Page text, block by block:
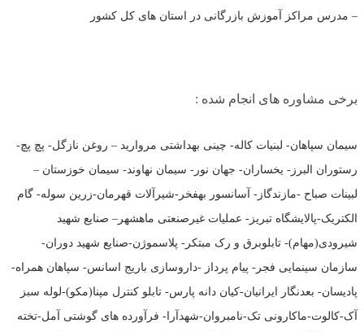
– مدرس مراکز آموزش بازرگانی در استان های کل کشور
برخی مشاوره های انجام شده :
سیمان سپاهان- لبنیات کاله- چینی بهداشتی مروارید – روغن نازگل- پچ پچ-
رستوران البرز- یخساران- جهان نور- سیمان نهاوند- سیمان خوزستان –
لبینات صباح -مازندگاز- آسانسور بهفخر-شیرآلات قهرمان-زرین سوله- گام
الکتریک-پالایشگاه تبریز- عملیات غیرصنعتی ماهشهر– صنایع شهید
شیرودی(مهام)- تابلوبرق و رک مبتکر- پلاسموژن-صنایع شهید دوران-
سازمان سینمایی فجر- پیام پرداز -داروسازی باریج اسانس- سپاهان همراه-
پادیسان- بعدنگار ایرانیان-کیان دانه پارس- تابلو کنترل مپنا(مکو)-لوله سبز
آک-کالوت-ماکارونی تک-نامبروان-شهدآرا- فرآورده های گوشتی آمل-تخته